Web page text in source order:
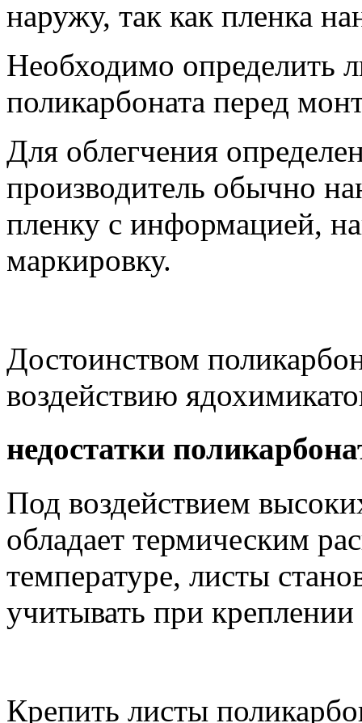
наружу, так как пленка
Необходимо определить
поликарбоната перед
Для облегчения
производитель обычно
пленку с информацией,
маркировку.
Достоинством
воздействию
недостатки
Под воздействием
обладает термическим
температуре, листы
учитывать при креплении
Крепить листы